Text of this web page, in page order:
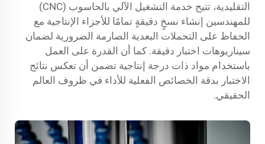
التقليدية، تتيح خدمة التشغيل الآلي بالحاسوب (CNC)
للمهندسين إنشاء نسخٍ دقيقةٍ تمامًا للأجزاء الإنتاجية مع
الحفاظ على التحملات البعدية الصارمة الضرورية لضمان
سيناريوهات اختبار دقيقة. كما أن القدرة على العمل
باستخدام مواد ذات درجة إنتاجية تضمن أن تعكس نتائج
الاختبار بدقة الخصائص الفعلية للأداء في ظروف العالم
الحقيقي.